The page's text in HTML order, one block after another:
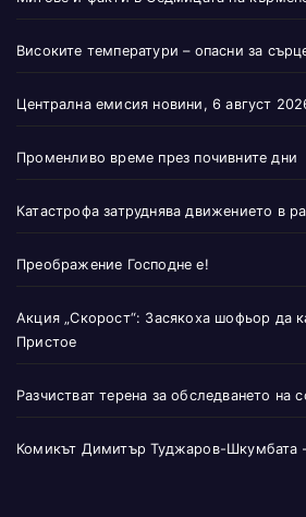
Високите температури – опасни за
Централна емисия новини, 6 август
Променливо време през почивните дни
Катастрофа затруднява движението в
Преображение Господне е!
Акция „Скорост“: Засякоха шофьор да
Пристое
Разчистват терена за обследването на
Комикът Димитър Туджаров-Шкумбата –